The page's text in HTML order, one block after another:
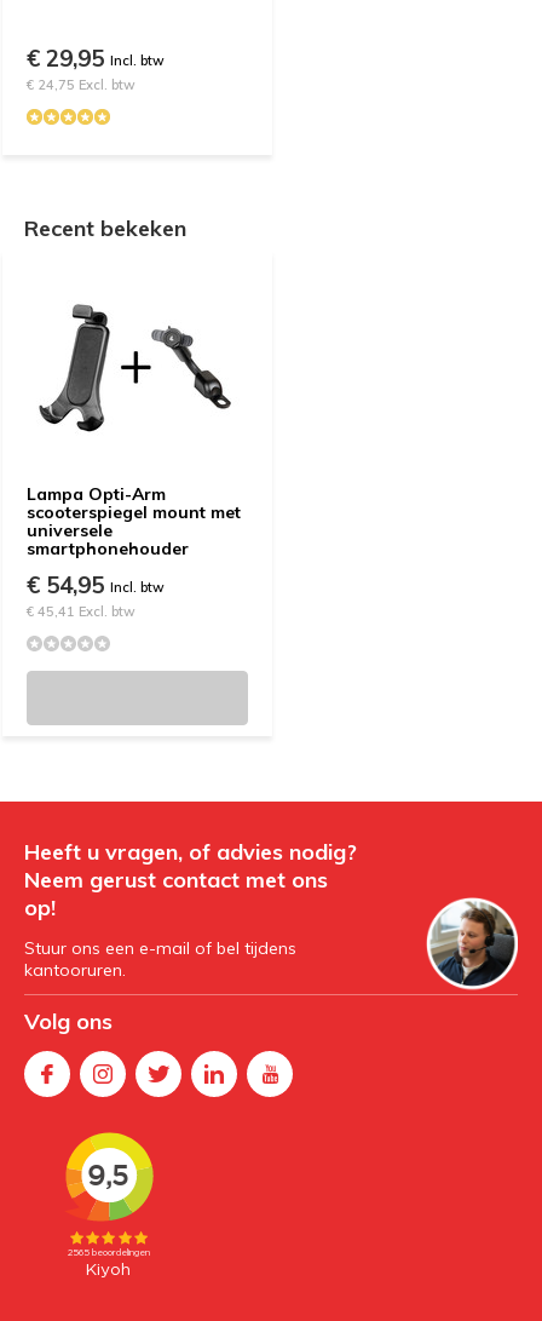
€ 29,95 Incl. btw
€ 24,75 Excl. btw
Recent bekeken
Lampa Opti-Arm
scooterspiegel mount met
universele
smartphonehouder
€ 54,95 Incl. btw
€ 45,41 Excl. btw
Heeft u vragen, of advies nodig?
Neem gerust contact met ons
op!
Stuur ons een e-mail of bel tijdens
kantooruren.
Volg ons